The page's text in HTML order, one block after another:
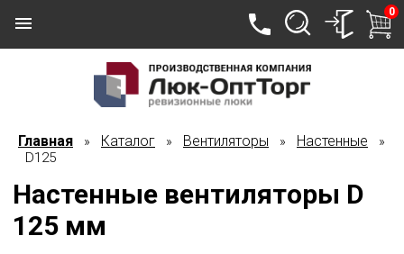
0
Главная » Каталог » Вентиляторы » Настенные »
D125
Настенные вентиляторы D
125 мм